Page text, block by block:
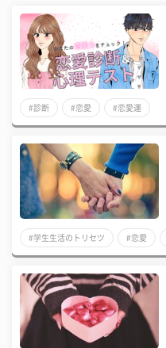
#診断 #恋愛 #恋愛運
#学生生活のトリセツ #恋愛